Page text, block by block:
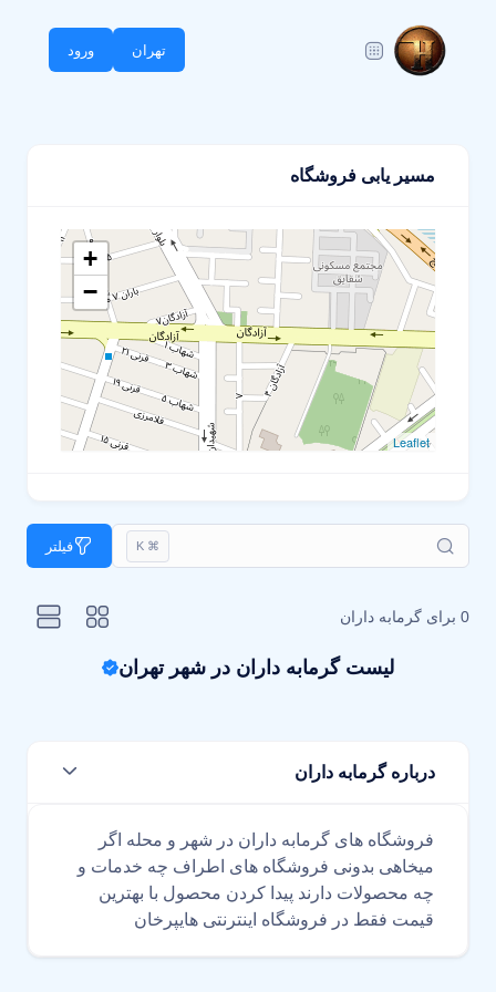
تهران ورود
مسیر یابی فروشگاه
+
−
Leaflet
⌘ K فیلتر
0 برای گرمابه داران
لیست گرمابه داران در شهر تهران
درباره گرمابه داران
فروشگاه های گرمابه داران در شهر و محله اگر
میخاهی بدونی فروشگاه های اطراف چه خدمات و
چه محصولات دارند پیدا کردن محصول با بهترین
قیمت فقط در فروشگاه اینترنتی هایپرخان